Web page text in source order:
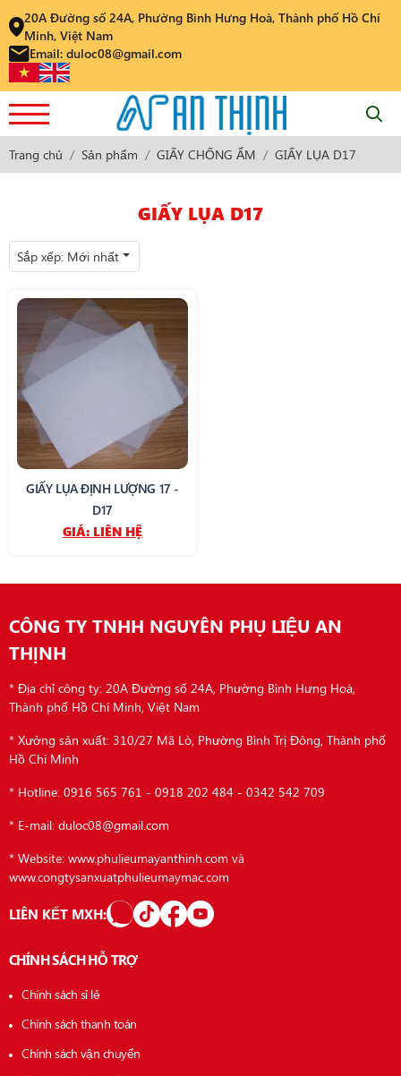
20A Đường số 24A, Phường Bình Hưng Hoà, Thành phố Hồ Chí
Minh, Việt Nam
Email: duloc08@gmail.com
Trang chủ Sản phẩm GIẤY CHỐNG ẨM GIẤY LỤA D17
GIẤY LỤA D17
Sắp xếp: Mới nhất
GIẤY LỤA ĐỊNH LƯỢNG 17 -
D17
GIÁ: LIÊN HỆ
CÔNG TY TNHH NGUYÊN PHỤ LIỆU AN
THỊNH
* Địa chỉ công ty: 20A Đường số 24A, Phường Bình Hưng Hoà,
Thành phố Hồ Chí Minh, Việt Nam
* Xưởng sản xuất: 310/27 Mã Lò, Phường Bình Trị Đông, Thành phố
Hồ Chí Minh
* Hotline: 0916 565 761 - 0918 202 484 - 0342 542 709
* E-mail: duloc08@gmail.com
* Website: www.phulieumayanthinh.com và
www.congtysanxuatphulieumaymac.com
LIÊN KẾT MXH:
CHÍNH SÁCH HỖ TRỢ
Chính sách sỉ lẻ
Chính sách thanh toán
Chính sách vận chuyển